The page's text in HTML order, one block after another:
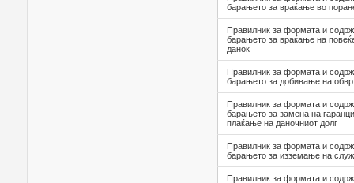
барањето за враќање во
Правилник за формата и
барањето за враќање на
данок
Правилник за формата и
барањето за добивање на
Правилник за формата и
барањето за замена на
плаќање на даночниот долг
Правилник за формата и
барањето за изземање на
Правилник за формата и